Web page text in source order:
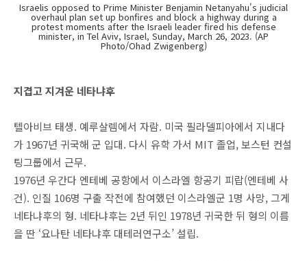
Israelis opposed to Prime Minister Benjamin Netanyahu's judicial
overhaul plan set up bonfires and block a highway during a
protest moments after the Israeli leader fired his defense
minister, in Tel Aviv, Israel, Sunday, March 26, 2023. (AP
Photo/Ohad Zwigenberg)
지겹고 지겨운 네타냐후
텔아비브 태생. 예루살렘에서 자람. 미국 필라델피아에서 지내다
가 1967년 귀국해 군 입대. 다시 유학 가서 MIT 졸업, 보스턴 컨설
팅그룹에서 근무.
1976년 우간다 엔테베 공항에서 이스라엘 항공기 피랍(엔테베 사
건). 인질 106명 구출 작전에 참여했던 이스라엘군 1명 사망, 그게
네타냐후의 형. 네타냐후는 2년 뒤인 1978년 귀국한 뒤 형의 이름
을 딴 ‘요나탄 네타냐후 대테러연구소’ 설립.